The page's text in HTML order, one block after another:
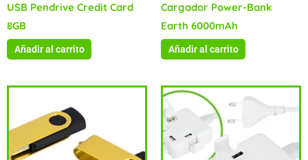
USB Pendrive Credit Card
8GB
Añadir al carrito
Cargador Power-Bank
Earth 6000mAh
Añadir al carrito